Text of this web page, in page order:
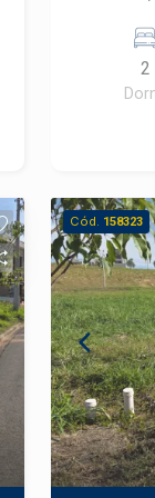
2026
2
Cód. 158323